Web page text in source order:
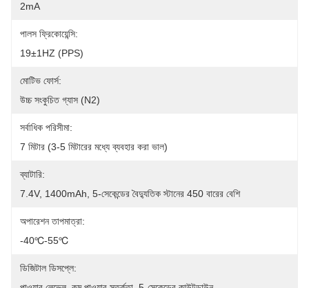
2mA
পালস ফ্রিকোয়েন্সি:
19±1HZ (PPS)
মোটিভ ফোর্স:
উচ্চ সংকুচিত গ্যাস (N2)
সর্বাধিক পরিসীমা:
7 মিটার (3-5 মিটারের মধ্যে ব্যবহার করা ভাল)
ব্যাটারি:
7.4V, 1400mAh, 5-সেকেন্ডের বৈদ্যুতিক স্টানের 450 বারের বেশি
অপারেশন তাপমাত্রা:
-40℃-55℃
ডিজিটাল ডিসপ্লে: